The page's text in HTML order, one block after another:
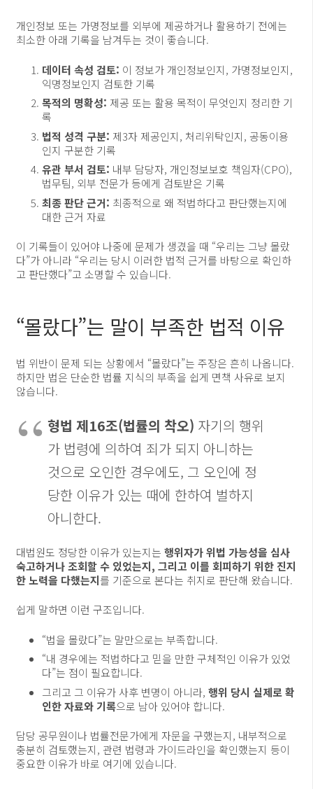
개인정보 또는 가명정보를 외부에 제공하거나 활용하기 전에는
최소한 아래 기록을 남겨두는 것이 좋습니다.
데이터 속성 검토: 이 정보가 개인정보인지, 가명정보인지,
익명정보인지 검토한 기록
목적의 명확성: 제공 또는 활용 목적이 무엇인지 정리한 기
록
법적 성격 구분: 제3자 제공인지, 처리위탁인지, 공동이용
인지 구분한 기록
유관 부서 검토: 내부 담당자, 개인정보보호 책임자(CPO),
법무팀, 외부 전문가 등에게 검토받은 기록
최종 판단 근거: 최종적으로 왜 적법하다고 판단했는지에
대한 근거 자료
이 기록들이 있어야 나중에 문제가 생겼을 때 “우리는 그냥 몰랐
다”가 아니라 “우리는 당시 이러한 법적 근거를 바탕으로 확인하
고 판단했다”고 소명할 수 있습니다.
“몰랐다”는 말이 부족한 법적 이유
법 위반이 문제 되는 상황에서 “몰랐다”는 주장은 흔히 나옵니다.
하지만 법은 단순한 법률 지식의 부족을 쉽게 면책 사유로 보지
않습니다.
형법 제16조(법률의 착오) 자기의 행위
가 법령에 의하여 죄가 되지 아니하는
것으로 오인한 경우에도, 그 오인에 정
당한 이유가 있는 때에 한하여 벌하지
아니한다.
대법원도 정당한 이유가 있는지는 행위자가 위법 가능성을 심사
숙고하거나 조회할 수 있었는지, 그리고 이를 회피하기 위한 진지
한 노력을 다했는지를 기준으로 본다는 취지로 판단해 왔습니다.
쉽게 말하면 이런 구조입니다.
“법을 몰랐다”는 말만으로는 부족합니다.
“내 경우에는 적법하다고 믿을 만한 구체적인 이유가 있었
다”는 점이 필요합니다.
그리고 그 이유가 사후 변명이 아니라, 행위 당시 실제로 확
인한 자료와 기록으로 남아 있어야 합니다.
담당 공무원이나 법률전문가에게 자문을 구했는지, 내부적으로
충분히 검토했는지, 관련 법령과 가이드라인을 확인했는지 등이
중요한 이유가 바로 여기에 있습니다.